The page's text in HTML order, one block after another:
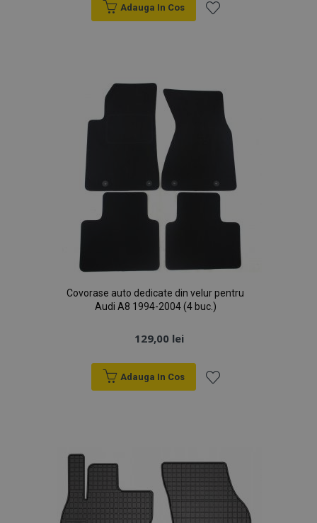
Adauga In Cos
Dorințe
Covorase auto dedicate din velur pentru
Audi A8 1994-2004 (4 buc.)
129,00 lei
Adauga In Cos
Dorințe